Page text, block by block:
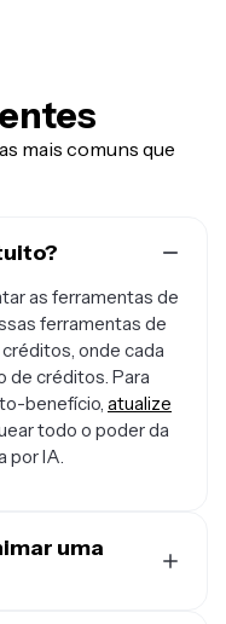
mais comuns que
as ferramentas de
ferramentas de
onde cada
de créditos. Para
benefício, atualize
todo o poder da
por IA.
uma